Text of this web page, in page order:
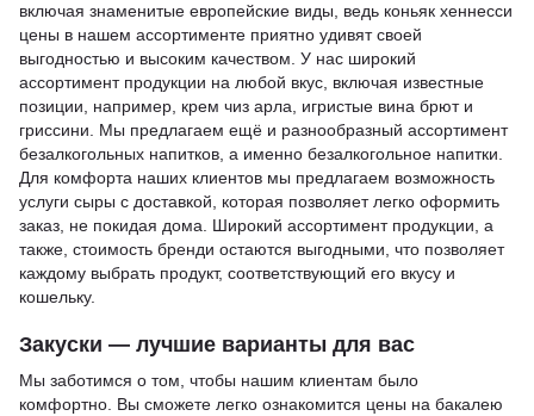
включая знаменитые европейские виды, ведь коньяк хеннесси
цены в нашем ассортименте приятно удивят своей
выгодностью и высоким качеством. У нас широкий
ассортимент продукции на любой вкус, включая известные
позиции, например, крем чиз арла, игристые вина брюти
гриссини. Мы предлагаем ещё и разнообразный ассортимент
безалкогольных напитков, а именно безалкогольное напитки.
Для комфорта наших клиентов мы предлагаем возможность
услуги сыры с доставкой, которая позволяет легко оформить
заказ, не покидая дома. Широкий ассортимент продукции, а
также, стоимость бренди остаются выгодными, что позволяет
каждому выбрать продукт, соответствующий его вкусу и
кошельку.
Закуски — лучшие варианты для вас
Мы заботимся о том, чтобы нашим клиентам было
комфортно. Вы сможете легко ознакомится цены на бакалею